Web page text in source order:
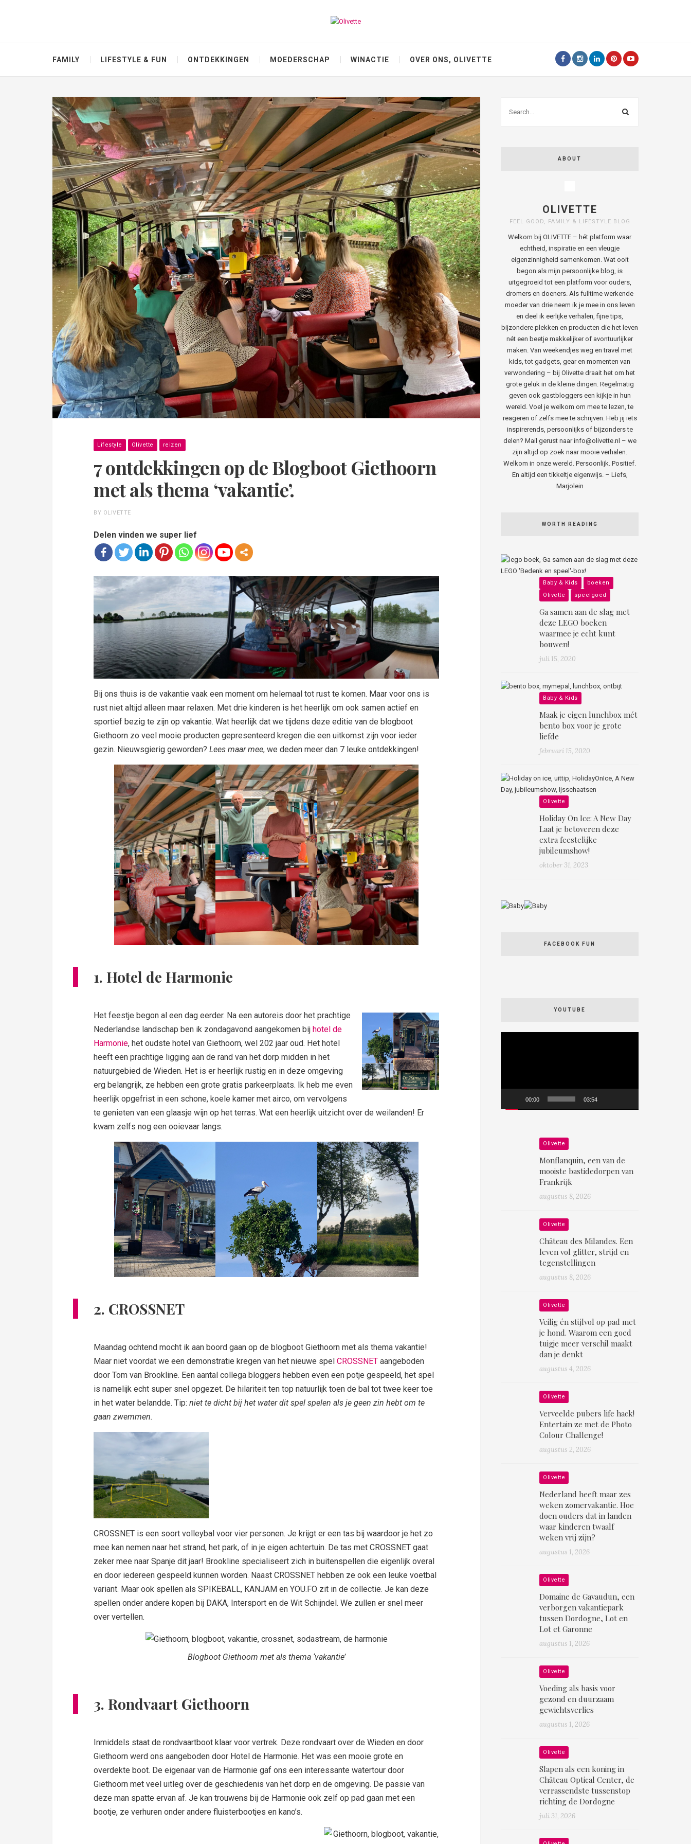
FAMILY LIFESTYLE & FUN ONTDEKKINGEN MOEDERSCHAP WINACTIE OVER ONS, OLIVETTE
Lifestyle Olivette reizen
7 ontdekkingen op de Blogboot Giethoorn
met als thema ‘vakantie’.
BY OLIVETTE
Delen vinden we super lief
Bij ons thuis is de vakantie vaak een moment om helemaal tot rust te komen. Maar voor ons is
rust niet altijd alleen maar relaxen. Met drie kinderen is het heerlijk om ook samen actief en
sportief bezig te zijn op vakantie. Wat heerlijk dat we tijdens deze editie van de blogboot
Giethoorn zo veel mooie producten gepresenteerd kregen die een uitkomst zijn voor ieder
gezin. Nieuwsgierig geworden? Lees maar mee, we deden meer dan 7 leuke ontdekkingen!
1. Hotel de Harmonie
Het feestje begon al een dag eerder. Na een autoreis door het prachtige
Nederlandse landschap ben ik zondagavond aangekomen bij hotel de
Harmonie, het oudste hotel van Giethoorn, wel 202 jaar oud. Het hotel
heeft een prachtige ligging aan de rand van het dorp midden in het
natuurgebied de Wieden. Het is er heerlijk rustig en in deze omgeving
erg belangrijk, ze hebben een grote gratis parkeerplaats. Ik heb me even
heerlijk opgefrist in een schone, koele kamer met airco, om vervolgens
te genieten van een glaasje wijn op het terras. Wat een heerlijk uitzicht over de weilanden! Er
kwam zelfs nog een ooievaar langs.
2. CROSSNET
Maandag ochtend mocht ik aan boord gaan op de blogboot Giethoorn met als thema vakantie!
Maar niet voordat we een demonstratie kregen van het nieuwe spel CROSSNET aangeboden
door Tom van Brookline. Een aantal collega bloggers hebben even een potje gespeeld, het spel
is namelijk echt super snel opgezet. De hilariteit ten top natuurlijk toen de bal tot twee keer toe
in het water belandde. Tip: niet te dicht bij het water dit spel spelen als je geen zin hebt om te
gaan zwemmen.
CROSSNET is een soort volleybal voor vier personen. Je krijgt er een tas bij waardoor je het zo
mee kan nemen naar het strand, het park, of in je eigen achtertuin. De tas met CROSSNET gaat
zeker mee naar Spanje dit jaar! Brookline specialiseert zich in buitenspellen die eigenlijk overal
en door iedereen gespeeld kunnen worden. Naast CROSSNET hebben ze ook een leuke voetbal
variant. Maar ook spellen als SPIKEBALL, KANJAM en YOU.FO zit in de collectie. Je kan deze
spellen onder andere kopen bij DAKA, Intersport en de Wit Schijndel. We zullen er snel meer
over vertellen.
Blogboot Giethoorn met als thema ‘vakantie’
3. Rondvaart Giethoorn
Inmiddels staat de rondvaartboot klaar voor vertrek. Deze rondvaart over de Wieden en door
Giethoorn werd ons aangeboden door Hotel de Harmonie. Het was een mooie grote en
overdekte boot. De eigenaar van de Harmonie gaf ons een interessante watertour door
Giethoorn met veel uitleg over de geschiedenis van het dorp en de omgeving. De passie van
deze man spatte ervan af. Je kan trouwens bij de Harmonie ook zelf op pad gaan met een
bootje, ze verhuren onder andere fluisterbootjes en kano’s.
ABOUT
OLIVETTE
FEEL GOOD, FAMILY & LIFESTYLE BLOG
Welkom bij OLIVETTE – hét platform waar
echtheid, inspiratie en een vleugje
eigenzinnigheid samenkomen. Wat ooit
begon als mijn persoonlijke blog, is
uitgegroeid tot een platform voor ouders,
dromers en doeners. Als fulltime werkende
moeder van drie neem ik je mee in ons leven
en deel ik eerlijke verhalen, fijne tips,
bijzondere plekken en producten die het leven
nét een beetje makkelijker of avontuurlijker
maken. Van weekendjes weg en travel met
kids, tot gadgets, gear en momenten van
verwondering – bij Olivette draait het om het
grote geluk in de kleine dingen. Regelmatig
geven ook gastbloggers een kijkje in hun
wereld. Voel je welkom om mee te lezen, te
reageren of zelfs mee te schrijven. Heb jij iets
inspirerends, persoonlijks of bijzonders te
delen? Mail gerust naar info@olivette.nl – we
zijn altijd op zoek naar mooie verhalen.
Welkom in onze wereld. Persoonlijk. Positief.
En altijd een tikkeltje eigenwijs. – Liefs,
Marjolein
WORTH READING
Baby & Kids
boeken
Olivette
speelgoed
Ga samen aan de slag met
deze LEGO boeken
waarmee je echt kunt
bouwen!
juli 15, 2020
Baby & Kids
Maak je eigen lunchbox mét
bento box voor je grote
liefde
februari 15, 2020
Olivette
Holiday On Ice: A New Day
Laat je betoveren deze
extra feestelijke
jubileumshow!
oktober 31, 2023
FACEBOOK FUN
YOUTUBE
00:00 03:54
Olivette
Monflanquin, een van de
mooiste bastidedorpen van
Frankrijk
augustus 8, 2026
Olivette
Château des Milandes. Een
leven vol glitter, strijd en
tegenstellingen
augustus 8, 2026
Olivette
Veilig én stijlvol op pad met
je hond. Waarom een goed
tuigje meer verschil maakt
dan je denkt
augustus 4, 2026
Olivette
Verveelde pubers life hack!
Entertain ze met de Photo
Colour Challenge!
augustus 2, 2026
Olivette
Nederland heeft maar zes
weken zomervakantie. Hoe
doen ouders dat in landen
waar kinderen twaalf
weken vrij zijn?
augustus 1, 2026
Olivette
Domaine de Gavaudun, een
verborgen vakantiepark
tussen Dordogne, Lot en
Lot et Garonne
augustus 1, 2026
Olivette
Voeding als basis voor
gezond en duurzaam
gewichtsverlies
augustus 1, 2026
Olivette
Slapen als een koning in
Château Optical Center, de
verrassendste tussenstop
richting de Dordogne
juli 31, 2026